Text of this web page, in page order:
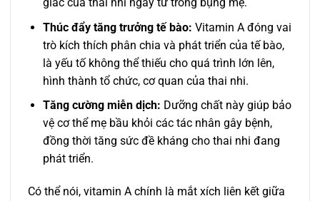
Thúc đẩy tăng trưởng tế bào: Vitamin A đóng vai
trò kích thích phân chia và phát triển của tế bào,
là yếu tố không thể thiếu cho quá trình lớn lên,
hình thành tổ chức, cơ quan của thai nhi.
Tăng cường miễn dịch: Dưỡng chất này giúp bảo
vệ cơ thể mẹ bầu khỏi các tác nhân gây bệnh,
đồng thời tăng sức đề kháng cho thai nhi đang
phát triển.
Có thể nói, vitamin A chính là mắt xích liên kết giữa